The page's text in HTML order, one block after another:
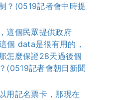
？(0519記者會中時提
這個民眾提供政府
個 data是很有用的，
怎麼保證28天過後個
(0519記者會朝日新聞
用記名票卡，那現在